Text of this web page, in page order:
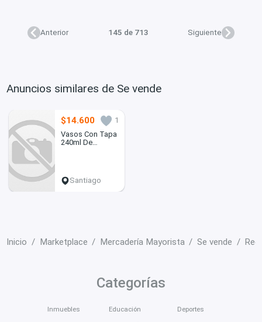
Anterior 145 de 713 Siguiente
Anuncios similares de Se vende
$14.600
1
Vasos Con Tapa
240ml De
Santiago
Inicio Marketplace Mercadería Mayorista Se vende
Categorías
Inmuebles Educación Deportes